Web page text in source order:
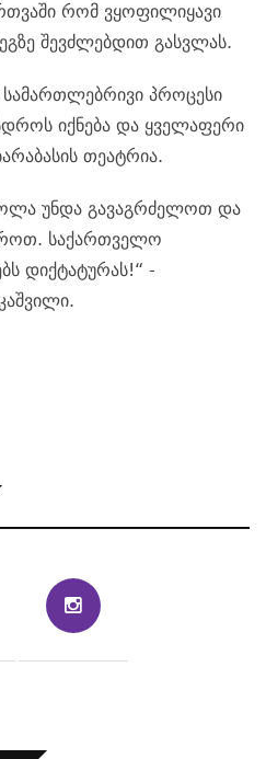
რომ ვყოფილიყავი
შევძლებდით გასვლას.
პროცესი
იქნება და ყველაფერი
თეატრია.
უნდა გავაგრძელოთ და
საქართველო
დიქტატურას!“ -